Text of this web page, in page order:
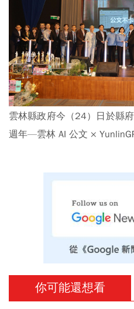
雲林縣政府今（24）日於縣
週年—雲林 AI 公文 ×
你可能還想看